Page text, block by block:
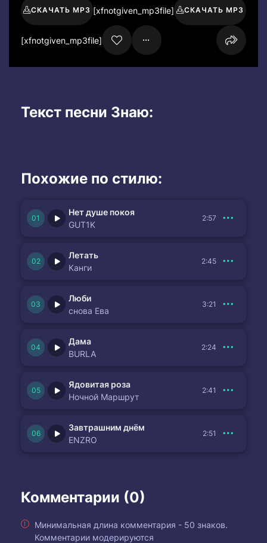
СКАЧАТЬ MP3 [xfnotgiven_mp3file] СКАЧАТЬ MP3
[xfnotgiven_mp3file]
Текст песни Знаю:
Похожие по стилю:
Нет душе покоя
GUT1K
2:57
Летать
Канги
2:45
Люби
снова Ева
3:21
Дама
BURLA
2:24
Ядовитая роза
Ночной Маршрут
2:41
Завтрашним днём
ENZRO
2:51
Комментарии (0)
Минимальная длина комментария - 50 знаков.
Комментарии модерируются